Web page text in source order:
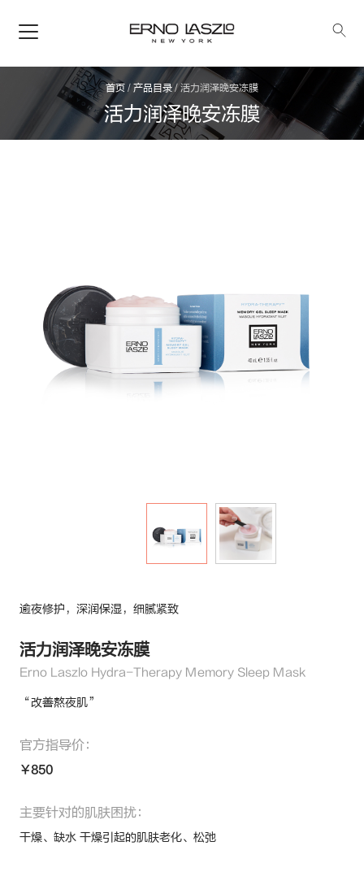
首页 / 产品目录 /活力润泽晚安冻膜
活力润泽晚安冻膜
逾夜修护，深润保湿，细腻紧致
活力润泽晚安冻膜
Erno Laszlo Hydra-Therapy Memory Sleep Mask
“改善熬夜肌”
官方指导价：
￥850
主要针对的肌肤困扰：
干燥、缺水 干燥引起的肌肤老化、松弛